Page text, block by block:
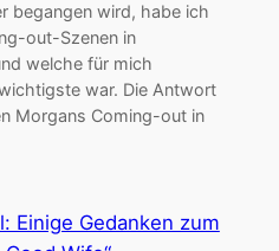
begangen wird, habe ich
out-Szenen in
welche für mich
war. Die Antwort
Morgans Coming-out in